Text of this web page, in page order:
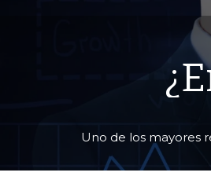
Uno de los mayores